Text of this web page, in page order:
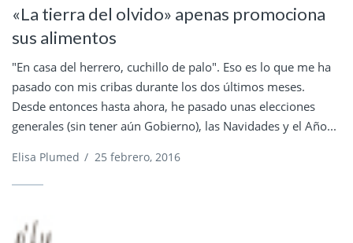
«La tierra del olvido» apenas promociona
sus alimentos
"En casa del herrero, cuchillo de palo". Eso es lo que me ha
pasado con mis cribas durante los dos últimos meses.
Desde entonces hasta ahora, he pasado unas elecciones
generales (sin tener aún Gobierno), las Navidades y el Año...
Elisa Plumed / 25 febrero, 2016